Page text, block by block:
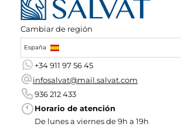
Cambiar de región
España
+34 911 97 56 45
infosalvat@mail.salvat.com
936 212 433
Horario de atención
De lunes a viernes de 9h a 19h